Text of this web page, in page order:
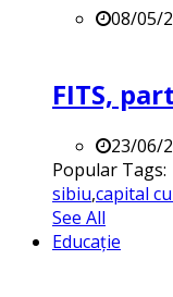
08/05/
FITS,
23/06/
Popular Tags:
sibiu,capital
See All
Educație